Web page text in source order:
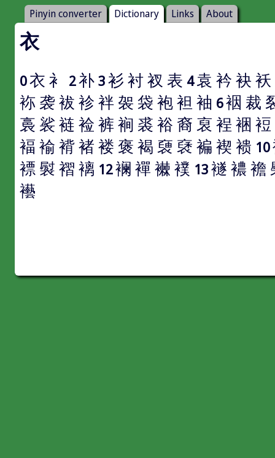
Pinyin converter Dictionary Links About
衣
0衣 衤 2补3衫 衬衩 表 4袁 衿 袂 袄
袮 袭袚 袗 袢 袈 袋 袍袒 袖 6裀 裁
裛 裟 裢 裣 裤 裥 裘 裕 裔 裒 裎 裍 裋
褔 褕 褙褚 褛 褒 褐 褏 褎 褊 褉 䙌 10
褾 褽 褶 褵 12襕 襌 襋 襆 13襚 襛 襜
襼